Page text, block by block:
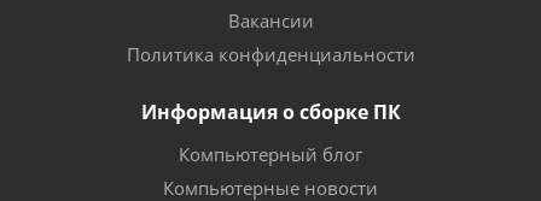
Вакансии
Политика конфиденциальности
Информация о сборке ПК
Компьютерный блог
Компьютерные новости